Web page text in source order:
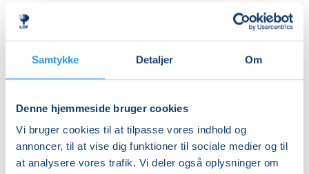
Samtykke Detaljer Om
Denne hjemmeside bruger cookies
Vi bruger cookies til at tilpasse vores indhold og
annoncer, til at vise dig funktioner til sociale medier og til
at analysere vores trafik. Vi deler også oplysninger om
ALDERSINDDELINGEN ER VEJLEDENDE
Børn er forskellige og udvikler sig i forskellige tempi,
virker utryg ved vand, er det en god idé at tænke lidt
motorisk langt fremme, frisk på nye udfordringer og
måske endda allerede vandtilvænnet, kan det være
Ledig-KBH
Ledig-FRB
DKK 923,00
DKK 907,00
Studerende-FRB
DKK 923,00